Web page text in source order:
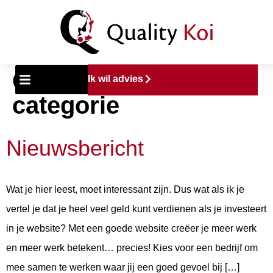
Ik wil advies
Categorie:Geen
categorie
Nieuwsbericht
Wat je hier leest, moet interessant zijn. Dus wat als ik je
vertel je dat je heel veel geld kunt verdienen als je investeert
in je website? Met een goede website creëer je meer werk
en meer werk betekent… precies! Kies voor een bedrijf om
mee samen te werken waar jij een goed gevoel bij […]